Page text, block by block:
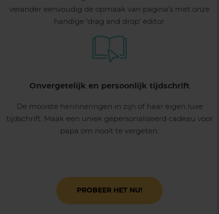
verander eenvoudig de opmaak van pagina’s met onze
handige ‘drag and drop’ editor.
Onvergetelijk en persoonlijk tijdschrift
De mooiste herinneringen in zijn of haar eigen luxe
tijdschrift. Maak een uniek gepersonaliseerd cadeau voor
papa om nooit te vergeten.
PROBEER HET NU!